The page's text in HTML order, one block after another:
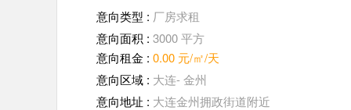
意向类型 : 厂房求租
意向面积 : 3000 平方
意向租金 : 0.00 元/㎡/天
意向区域 : 大连- 金州
意向地址 : 大连金州拥政街道附近